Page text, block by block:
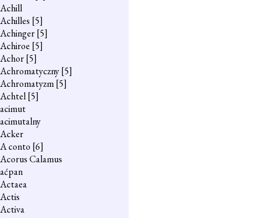
Achill
Achilles [5]
Achinger[5]
Achiroe [5]
Achor[5]
Achromatyczny[5]
Achromatyzm[5]
Achtel[5]
acimut
acimutalny
Acker
A conto [6]
Acorus Calamus
aćpan
Actaea
Actis
Activa